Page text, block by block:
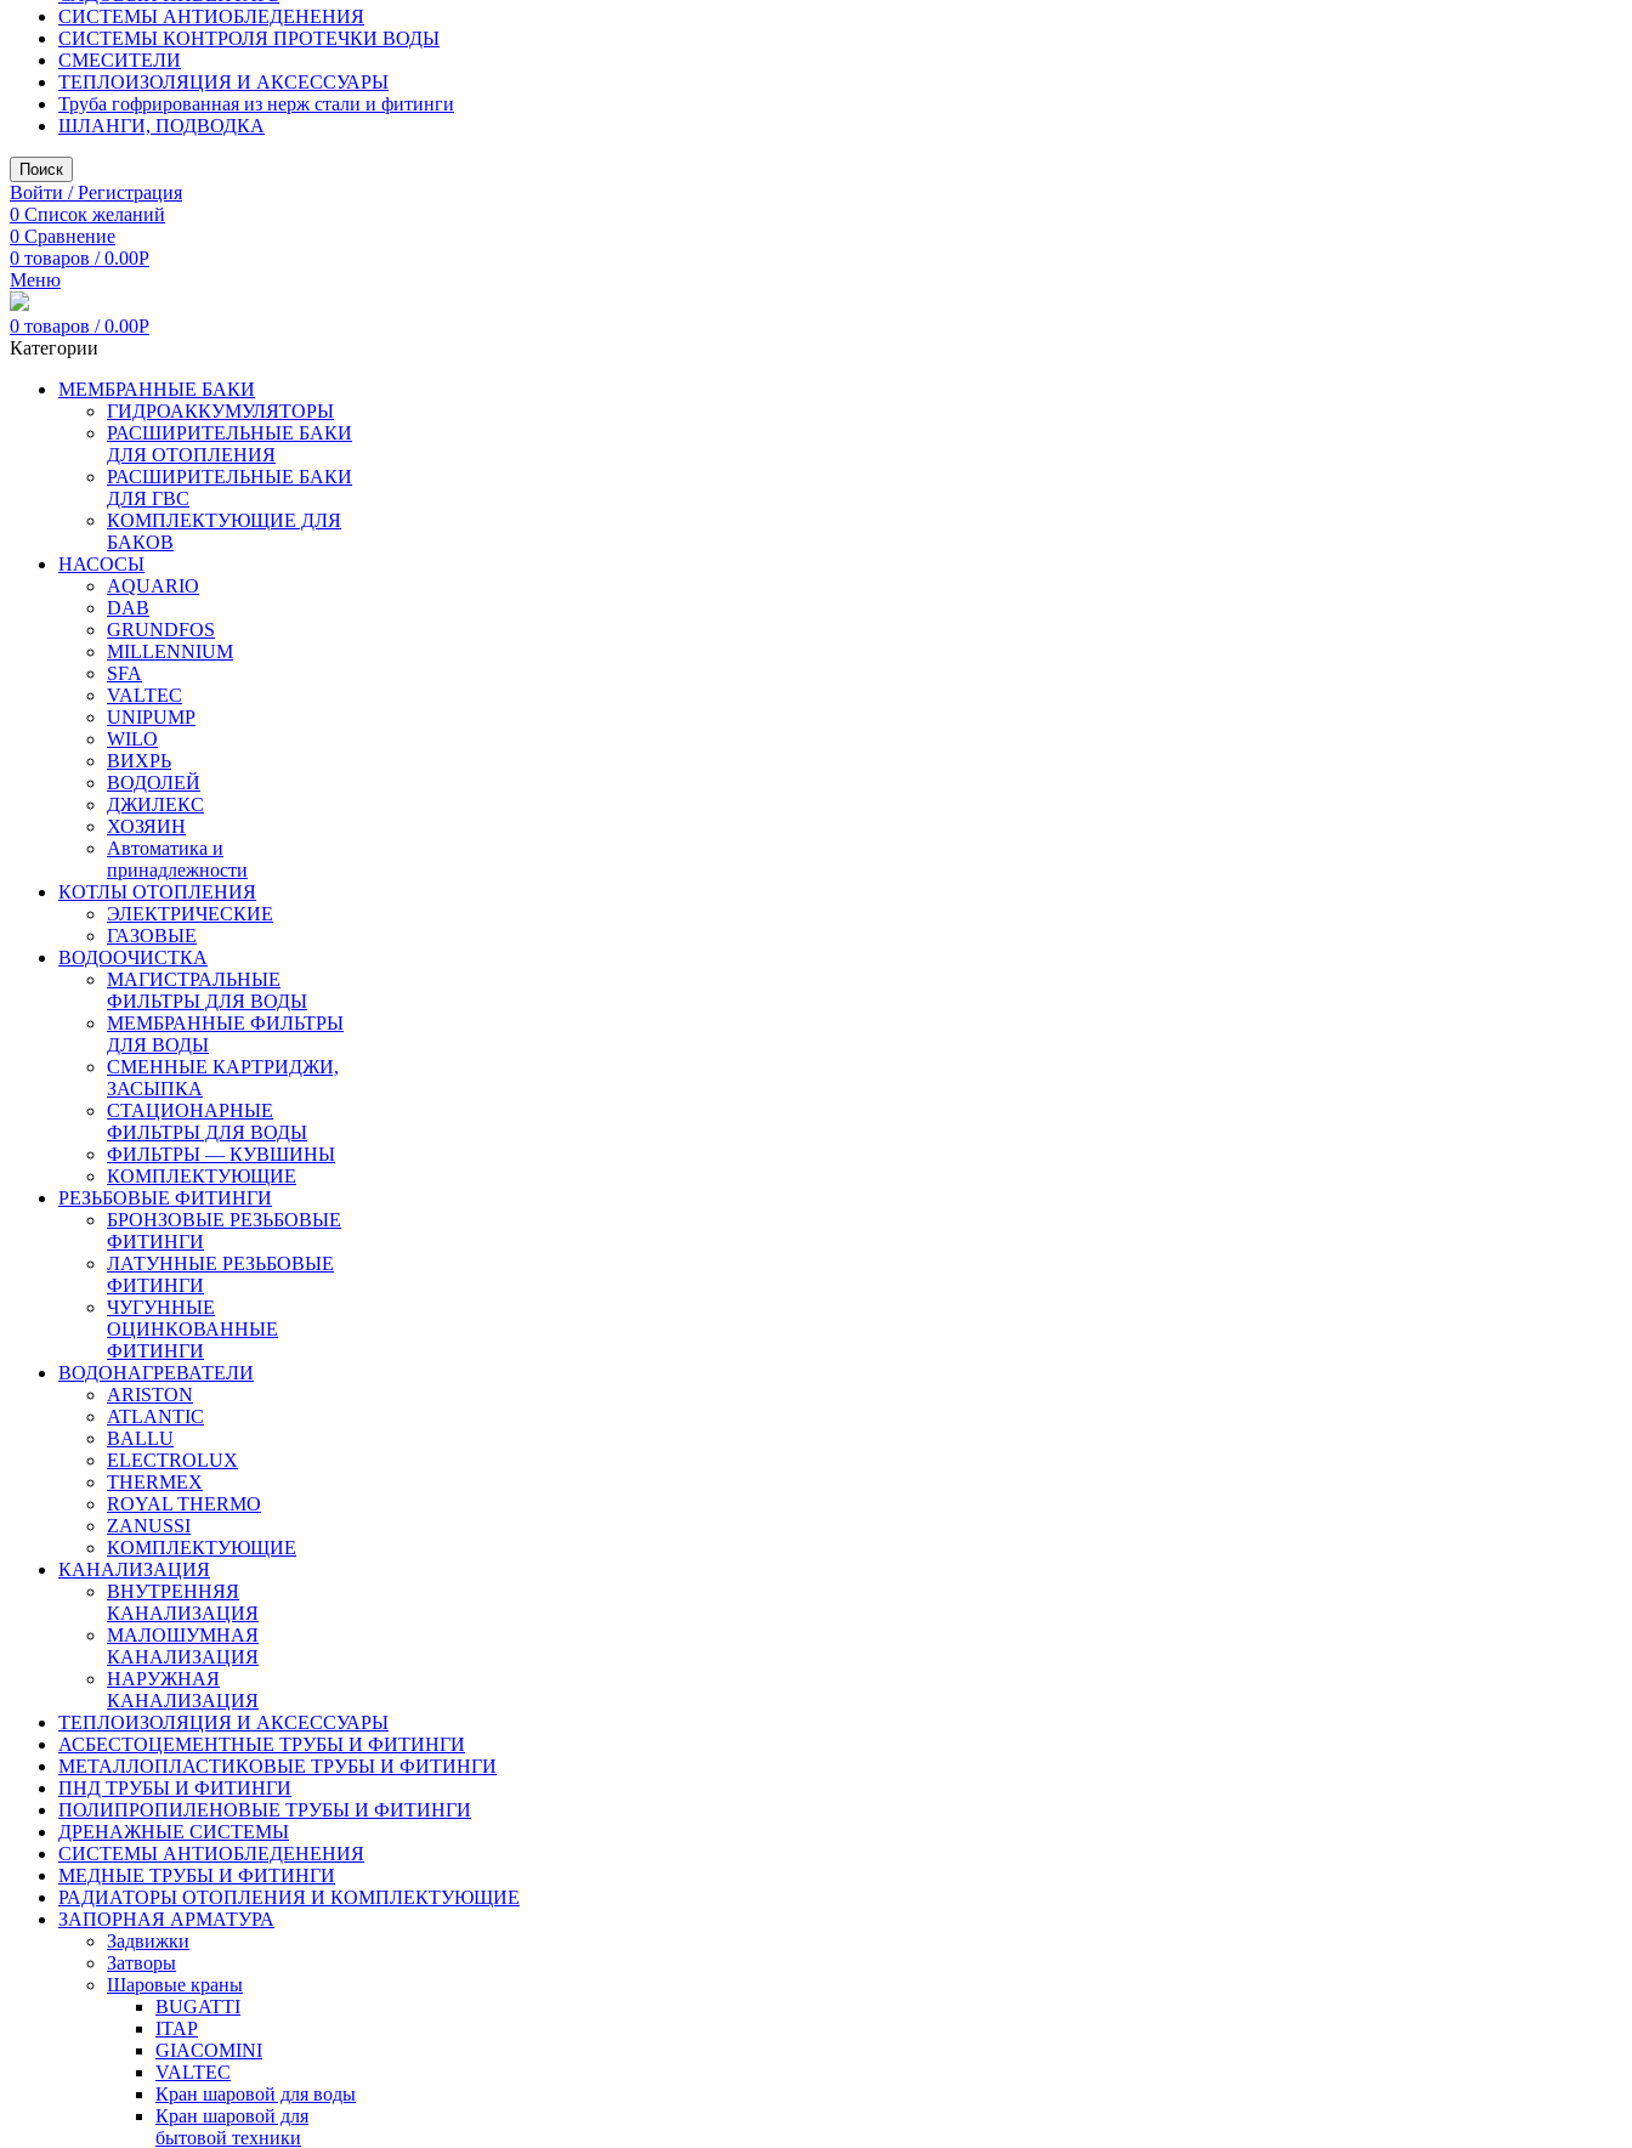
СИСТЕМЫ АНТИОБЛЕДЕНЕНИЯ
СИСТЕМЫ КОНТРОЛЯ ПРОТЕЧКИ ВОДЫ
СМЕСИТЕЛИ
ТЕПЛОИЗОЛЯЦИЯ И АКСЕССУАРЫ
Труба гофрированная из нерж стали и фитинги
ШЛАНГИ, ПОДВОДКА
Поиск
Войти / Регистрация
0 Список желаний
0 Сравнение
0 товаров / 0.00Р
Меню
0 товаров / 0.00Р
Категории
МЕМБРАННЫЕ БАКИ
ГИДРОАККУМУЛЯТОРЫ
РАСШИРИТЕЛЬНЫЕ БАКИ
ДЛЯ ОТОПЛЕНИЯ
РАСШИРИТЕЛЬНЫЕ БАКИ
ДЛЯ ГВС
КОМПЛЕКТУЮЩИЕ ДЛЯ
БАКОВ
НАСОСЫ
AQUARIO
DAB
GRUNDFOS
MILLENNIUM
SFA
VALTEC
UNIPUMP
WILO
ВИХРЬ
ВОДОЛЕЙ
ДЖИЛЕКС
ХОЗЯИН
Автоматика и
принадлежности
КОТЛЫ ОТОПЛЕНИЯ
ЭЛЕКТРИЧЕСКИЕ
ГАЗОВЫЕ
ВОДООЧИСТКА
МАГИСТРАЛЬНЫЕ
ФИЛЬТРЫ ДЛЯ ВОДЫ
МЕМБРАННЫЕ ФИЛЬТРЫ
ДЛЯ ВОДЫ
СМЕННЫЕ КАРТРИДЖИ,
ЗАСЫПКА
СТАЦИОНАРНЫЕ
ФИЛЬТРЫ ДЛЯ ВОДЫ
ФИЛЬТРЫ — КУВШИНЫ
КОМПЛЕКТУЮЩИЕ
РЕЗЬБОВЫЕ ФИТИНГИ
БРОНЗОВЫЕ РЕЗЬБОВЫЕ
ФИТИНГИ
ЛАТУННЫЕ РЕЗЬБОВЫЕ
ФИТИНГИ
ЧУГУННЫЕ
ОЦИНКОВАННЫЕ
ФИТИНГИ
ВОДОНАГРЕВАТЕЛИ
ARISTON
ATLANTIC
BALLU
ELECTROLUX
THERMEX
ROYAL THERMO
ZANUSSI
КОМПЛЕКТУЮЩИЕ
КАНАЛИЗАЦИЯ
ВНУТРЕННЯЯ
КАНАЛИЗАЦИЯ
МАЛОШУМНАЯ
КАНАЛИЗАЦИЯ
НАРУЖНАЯ
КАНАЛИЗАЦИЯ
ТЕПЛОИЗОЛЯЦИЯ И АКСЕССУАРЫ
АСБЕСТОЦЕМЕНТНЫЕ ТРУБЫ И ФИТИНГИ
МЕТАЛЛОПЛАСТИКОВЫЕ ТРУБЫ И ФИТИНГИ
ПНД ТРУБЫ И ФИТИНГИ
ПОЛИПРОПИЛЕНОВЫЕ ТРУБЫ И ФИТИНГИ
ДРЕНАЖНЫЕ СИСТЕМЫ
СИСТЕМЫ АНТИОБЛЕДЕНЕНИЯ
МЕДНЫЕ ТРУБЫ И ФИТИНГИ
РАДИАТОРЫ ОТОПЛЕНИЯ И КОМПЛЕКТУЮЩИЕ
ЗАПОРНАЯ АРМАТУРА
Задвижки
Затворы
Шаровые краны
BUGATTI
ITAP
GIACOMINI
VALTEC
Кран шаровой для воды
Кран шаровой для
бытовой техники